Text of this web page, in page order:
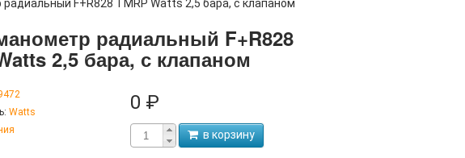
F+R828 TMRP Watts 2,5 бара, с клапаном
радиальный F+R828
2,5 бара, с клапаном
Watts
0 ₽
в корзину